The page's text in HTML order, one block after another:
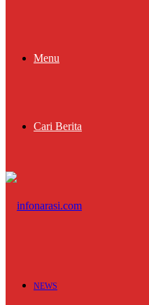
Menu
Cari Berita
NEWS